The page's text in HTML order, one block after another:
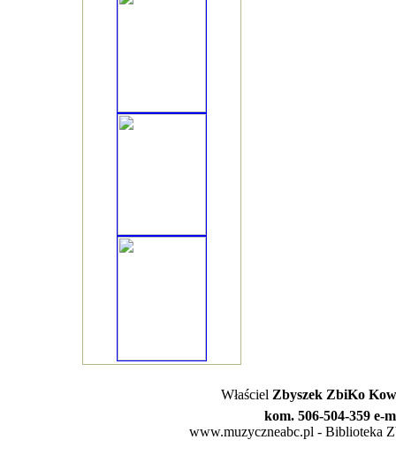
Właściel Zbyszek ZbiKo
kom. 506-504-359 e-
www.muzyczneabc.pl - Biblioteka